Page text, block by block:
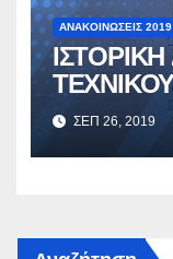
ΑΝΑΚΟΙΝΏΣΕΙΣ 2019
ΣΕΠ 26, 2019